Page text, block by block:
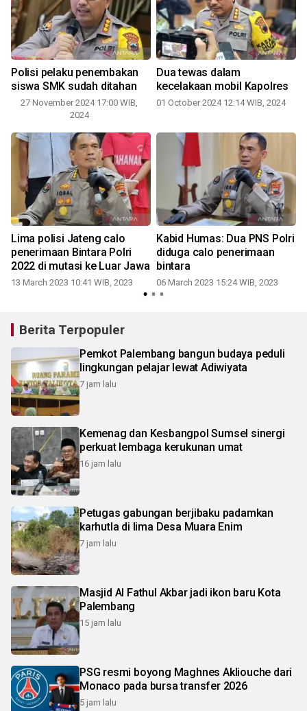
Polisi pelaku penembakan
siswa SMK sudah ditahan
27 November 2024 17:00 WIB,
2024
Dua tewas dalam
kecelakaan mobil Kapolres
01 October 2024 12:14 WIB, 2024
Lima polisi Jateng calo
penerimaan Bintara Polri
2022 di mutasi ke Luar Jawa
13 March 2023 10:41 WIB, 2023
Kabid Humas: Dua PNS Polri
diduga calo penerimaan
bintara
06 March 2023 15:24 WIB, 2023
Berita Terpopuler
Pemkot Palembang bangun budaya peduli
lingkungan pelajar lewat Adiwiyata
7 jam lalu
Kemenag dan Kesbangpol Sumsel sinergi
perkuat lembaga kerukunan umat
16 jam lalu
Petugas gabungan berjibaku padamkan
karhutla di lima Desa Muara Enim
7 jam lalu
Masjid Al Fathul Akbar jadi ikon baru Kota
Palembang
15 jam lalu
PSG resmi boyong Maghnes Akliouche dari
Monaco pada bursa transfer 2026
5 jam lalu